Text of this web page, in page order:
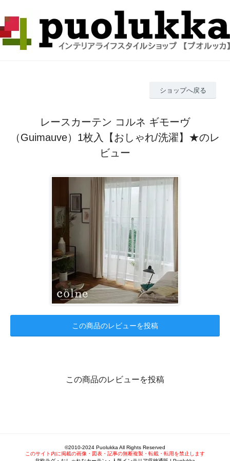
ショップへ戻る
レースカーテン コルネ ギモーヴ
（Guimauve）1枚入【おしゃれ/洗濯】★のレ
ビュー
この商品のレビューを投稿
この商品のレビューを投稿
©2010-2024 Puolukka All Rights Reserved
このサイト内に掲載の画像・図表・記事の無断複製・転載・転用を禁止します